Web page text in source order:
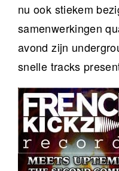
nu ook stiekem
samenwerkingen
avond zijn
snelle tracks